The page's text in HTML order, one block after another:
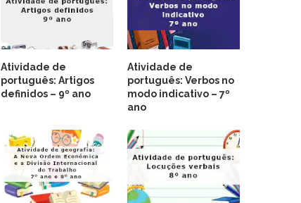
Atividade de
português: Artigos
definidos – 9º ano
Atividade de
português: Verbos no
modo indicativo – 7º
ano